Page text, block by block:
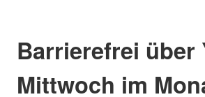
Barrierefrei über
Mittwoch im